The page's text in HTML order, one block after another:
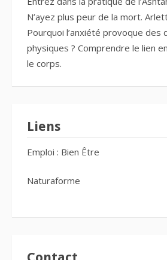
N’ayez plus peur de la mort.
Pourquoi l’anxiété provoque des
physiques ? Comprendre le lien
le corps.
Liens
Emploi : Bien Être
Naturaforme